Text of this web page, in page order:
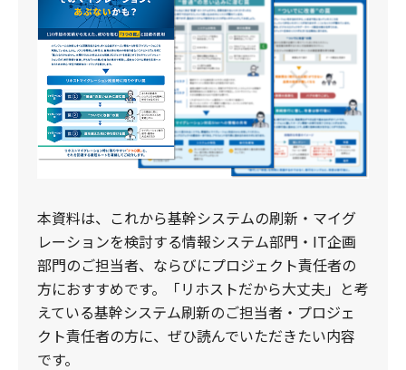
本資料は、これから基幹システムの刷新・マイグ
レーションを検討する情報システム部門・IT企画
部門のご担当者、ならびにプロジェクト責任者の
方におすすめです。「リホストだから大丈夫」と考
えている基幹システム刷新のご担当者・プロジェ
クト責任者の方に、ぜひ読んでいただきたい内容
です。